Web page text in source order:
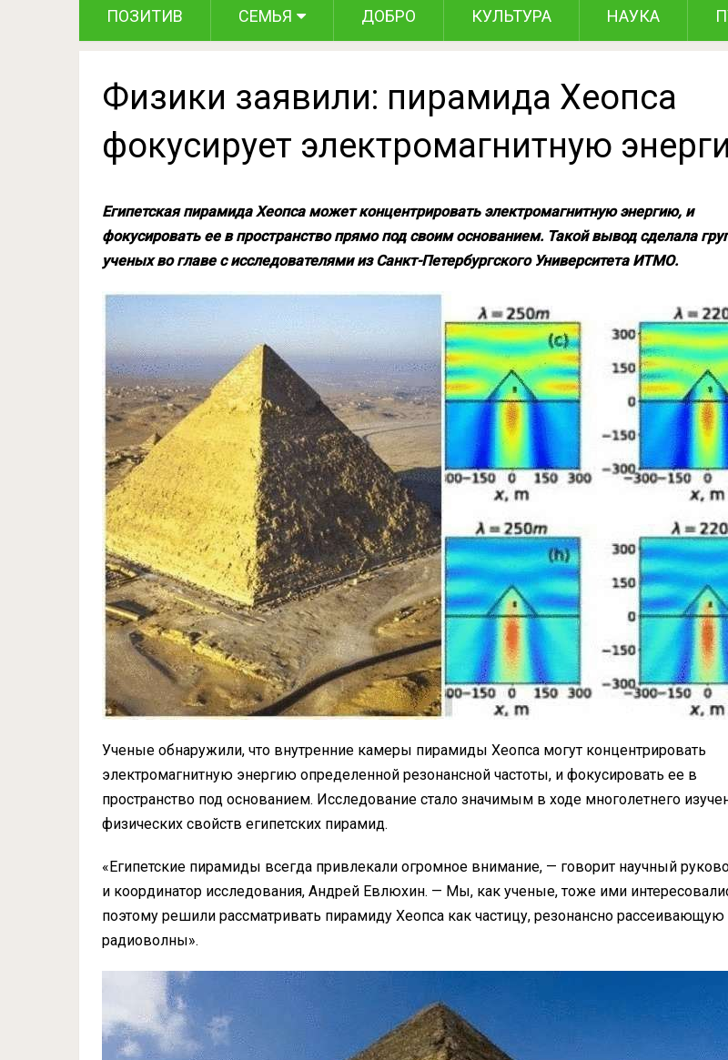
ПОЗИТИВ СЕМЬЯ ДОБРО КУЛЬТУРА НАУКА
Физики заявили: пирамида Хеопса
фокусирует электромагнитную
Египетская пирамида Хеопса может концентрировать электромагнитную энергию, и
фокусировать ее в пространство прямо под своим основанием. Такой вывод сделала
ученых во главе с исследователями из Санкт-Петербургского Университета ИТМО.
Ученые обнаружили, что внутренние камеры пирамиды Хеопса могут концентрировать
электромагнитную энергию определенной резонансной частоты, и фокусировать ее в
пространство под основанием. Исследование стало значимым в ходе многолетнего
физических свойств египетских пирамид.
«Египетские пирамиды всегда привлекали огромное внимание, — говорит научный
и координатор исследования, Андрей Евлюхин. — Мы, как ученые, тоже ими
поэтому решили рассматривать пирамиду Хеопса как частицу, резонансно рассеивающую
радиоволны».